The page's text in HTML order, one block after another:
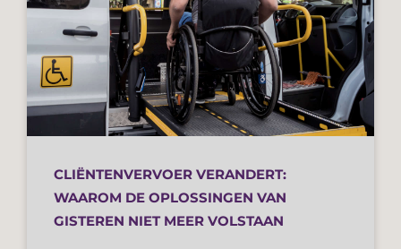
CLIËNTENVERVOER VERANDERT:
WAAROM DE OPLOSSINGEN VAN
GISTEREN NIET MEER VOLSTAAN